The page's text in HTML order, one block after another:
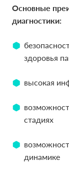
Основные
диагностики:
здоровья
высокая
стадиях
динамике